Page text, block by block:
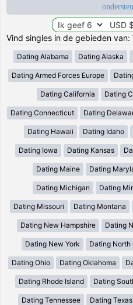
Vind singles in de gebieden van:
Dating Alabama Dating Alaska
Dating Armed Forces Europe
Dating California Dating
Dating Connecticut Dating
Dating Hawaii Dating Idaho
Dating Iowa Dating Kansas
Dating Maine Dating
Dating Michigan Dating
Dating Missouri Dating Montana
Dating New Hampshire Dating
Dating New York Dating North
Dating Ohio Dating Oklahoma
Dating Rhode Island Dating
Dating Tennessee Dating Texas